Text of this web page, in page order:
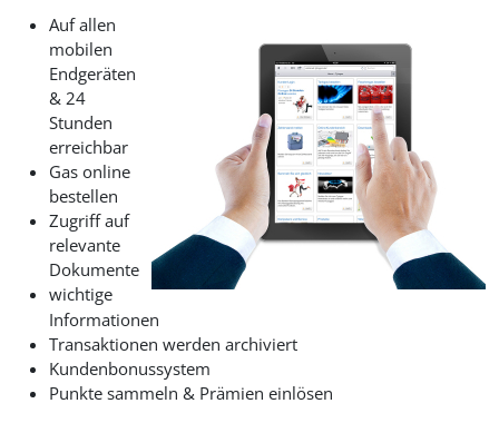
Auf allen
mobilen
Endgeräten
& 24
Stunden
erreichbar
Gas online
bestellen
Zugriff auf
relevante
Dokumente
wichtige
Informationen
Transaktionen werden archiviert
Kundenbonussystem
Punkte sammeln & Prämien einlösen